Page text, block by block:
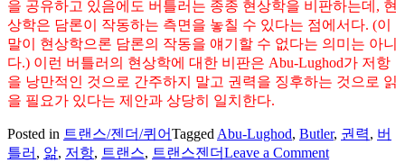
을 공유하고 있음에도 버틀러는 종종 현상학을 비판하는데, 현
상학은 담론이 작동하는 측면을 놓칠 수 있다는 점에서다. (이
말이 현상학으론 담론의 작동을 얘기할 수 없다는 의미는 아니
다.) 이런 버틀러의 현상학에 대한 비판은 Abu-Lughod가 저항
을 낭만적인 것으로 간주하지 말고 권력을 징후하는 것으로 읽
을 필요가 있다는 제안과 상당히 일치한다.
Posted in 트랜스/젠더/퀴어TaggedAbu-Lughod, Butler, 권력, 버
틀러 , 앎, 저항, 트랜스, 트랜스젠더Leave a Commenton